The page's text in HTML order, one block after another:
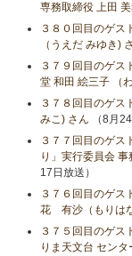
専務取締役 上田
３８０回目のゲ
（うえだ みゆき)
３７９回目のゲ
堂 和田 絵三子 （
３７８回目のゲ
みこ) さん （8月
３７７回目のゲス
り」実行委員会
17日放送）
３７６回目のゲ
花 有沙（もりは
３７５回目のゲ
りま天文台 セン